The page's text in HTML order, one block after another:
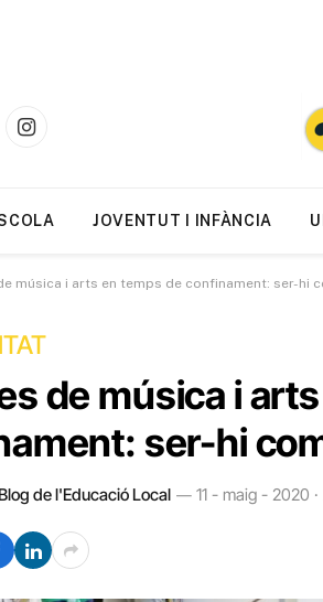
Instagram
JOVENTUT I INFÀNCIA
música i arts en temps de confinament: ser-hi
de música i
ser-hi
de l'Educació Local 11 - maig - 2020